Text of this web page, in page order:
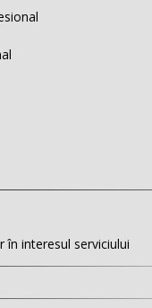
în interesul serviciului